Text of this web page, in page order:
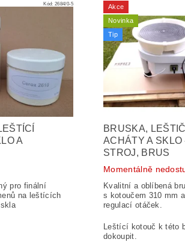
Kód: 2684/0-5
A
pro finální
na leštících
Akce
Novinka
Tip
BRUSKA,
ACHÁTY A
STROJ, BRUS
Momentálně
Kvalitní a oblíbená b
s kotoučem 310 mm
regulací otáček.
Leštící kotouč k této
dokoupit.